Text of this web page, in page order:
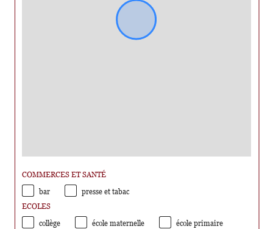
COMMERCES ET SANTÉ
bar
presse et tabac
ECOLES
collège
école maternelle école primaire